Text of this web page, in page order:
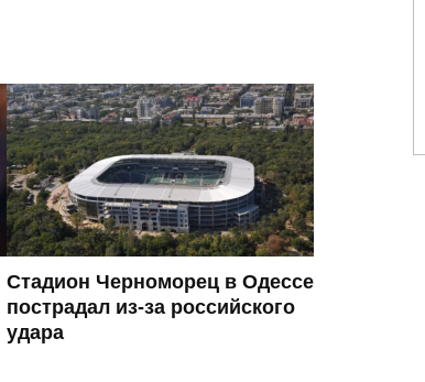
Стадион Черноморец в Одессе
пострадал из-за российского
удара